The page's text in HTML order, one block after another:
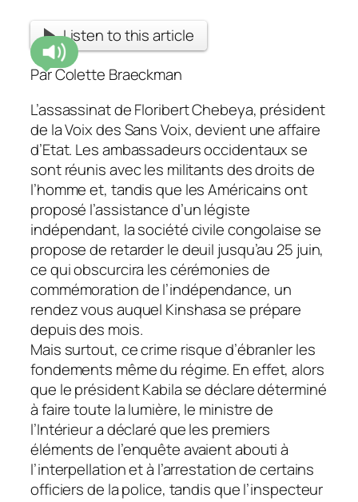
Listen to this article
Par Colette Braeckman
L’assassinat de Floribert Chebeya, président
de la Voix des Sans Voix, devient une affaire
d’Etat. Les ambassadeurs occidentaux se
sont réunis avec les militants des droits de
l’homme et, tandis que les Américains ont
proposé l’assistance d’un légiste
indépendant, la société civile congolaise se
propose de retarder le deuil jusqu’au 25 juin,
ce qui obscurcira les cérémonies de
commémoration de l’indépendance, un
rendez vous auquel Kinshasa se prépare
depuis des mois.
Mais surtout, ce crime risque d’ébranler les
fondements même du régime. En effet, alors
que le président Kabila se déclare déterminé
à faire toute la lumière, le ministre de
l’Intérieur a déclaré que les premiers
éléments de l’enquête avaient abouti à
l’interpellation et à l’arrestation de certains
officiers de la police, tandis que l’inspecteur